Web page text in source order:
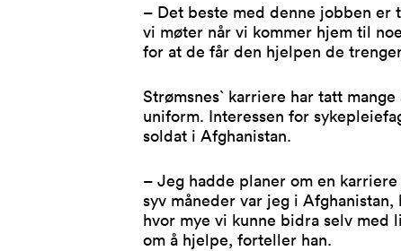
– Det beste med denne jobben er
vi møter når vi kommer hjem til
for at de får den hjelpen de
Strømsnes` karriere har tatt
uniform. Interessen for
soldat i Afghanistan.
– Jeg hadde planer om en
syv måneder var jeg i
hvor mye vi kunne bidra selv med
om å hjelpe, forteller han.